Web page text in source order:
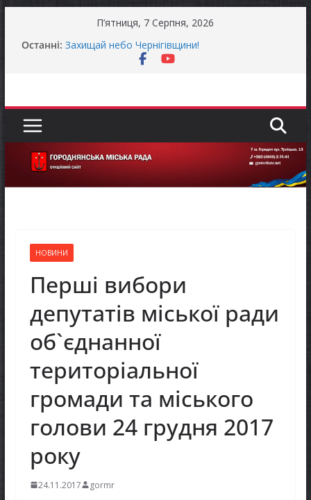
П’ятниця, 7 Серпня, 2026
Останні: Захищай небо Чернігівщини!
Батьки майбутніх першокласників уже можуть
Як отримати компенсацію за товари, придбані
Уповноважений Верховної Ради України з
прав людини проводить опитування щодо
реалізації права осіб з інвалідністю на працю
НОВИНИ
Перші вибори
депутатів міської ради
об`єднанної
територіальної
громади та міського
голови 24 грудня 2017
року
24.11.2017 gormr